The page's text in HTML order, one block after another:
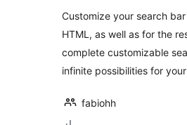
Customize your search
HTML, as well as for the
complete customizable
infinite possibilities for
fabiohh